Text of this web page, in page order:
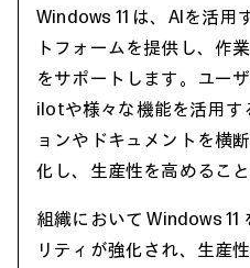
Windows 11 は、AIを活用
トフォームを提供し、作
をサポートします。ユー
ilotや様々な機能を活用す
ョンやドキュメントを横
化し、生産性を高めること
組織において Windows 11
リティが強化され、生産